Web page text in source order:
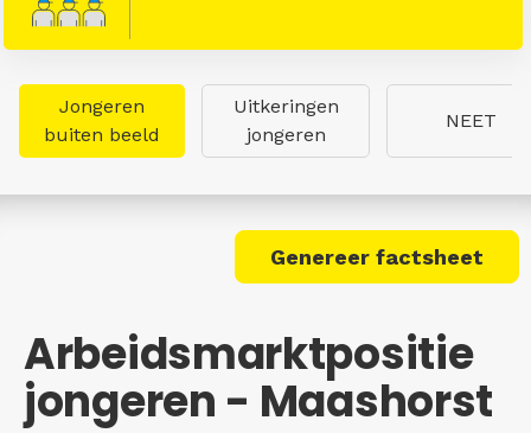
Jongeren
buiten beeld
Uitkeringen
jongeren
NEET
Genereer factsheet
Arbeidsmarktpositie
jongeren - Maashorst